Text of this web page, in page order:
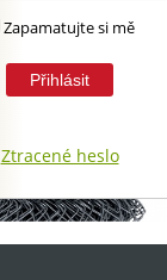
Zapamatujte si mě
Ztracené heslo